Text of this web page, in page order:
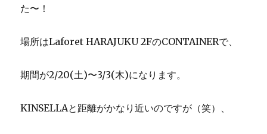
た〜！
場所はLaforet HARAJUKU 2FのCONTAINERで、
期間が2/20(土)〜3/3(木)になります。
KINSELLAと距離がかなり近いのですが（笑）、